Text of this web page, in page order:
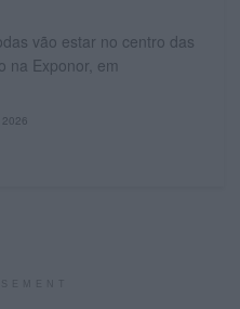
vão estar no centro das
na Exponor, em